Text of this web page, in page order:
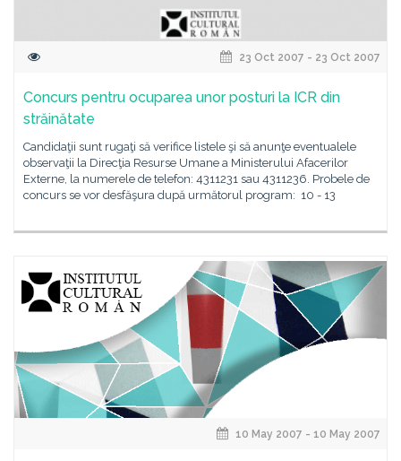
23 Oct 2007 - 23 Oct 2007
Concurs pentru ocuparea unor posturi la ICR din
străinătate
Candidaţii sunt rugaţi să verifice listele şi să anunţe eventualele
observaţii la Direcţia Resurse Umane a Ministerului Afacerilor
Externe, la numerele de telefon: 4311231 sau 4311236. Probele de
concurs se vor desfăşura după următorul program: 10 - 13
10 May 2007 - 10 May 2007